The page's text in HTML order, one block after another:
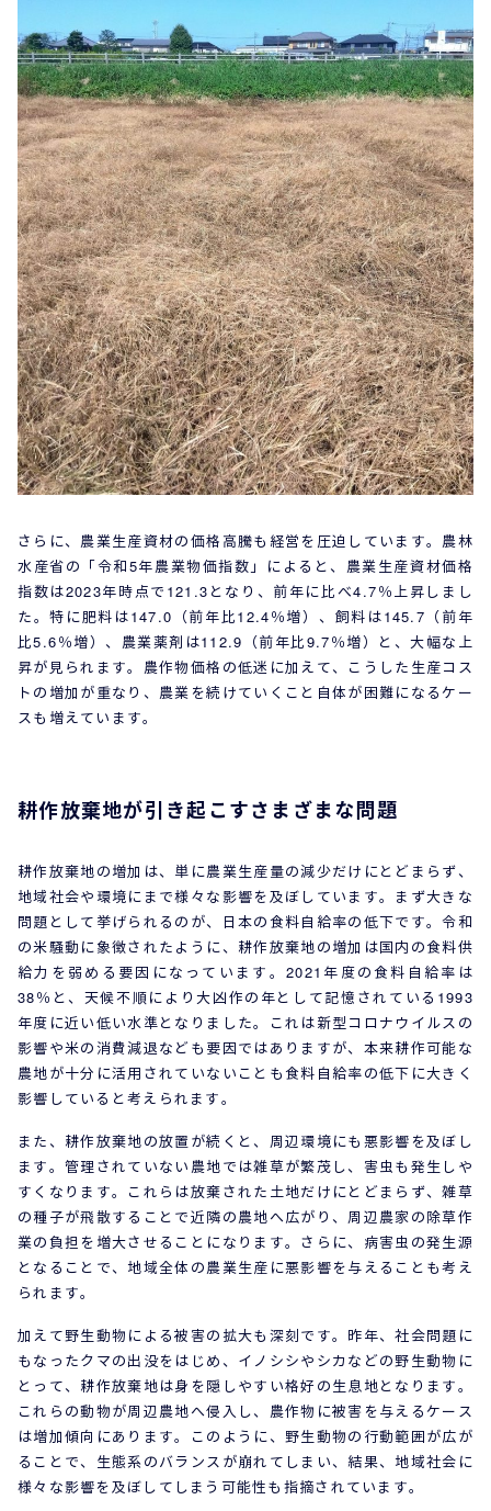
さらに、農業生産資材の価格高騰も経営を圧迫しています。農林
水産省の「令和5年農業物価指数」によると、農業生産資材価格
指数は2023年時点で121.3となり、前年に比べ4.7％上昇しまし
た。特に肥料は147.0（前年比12.4％増）、飼料は145.7（前年
比5.6％増）、農業薬剤は112.9（前年比9.7％増）と、大幅な上
昇が見られます。農作物価格の低迷に加えて、こうした生産コス
トの増加が重なり、農業を続けていくこと自体が困難になるケー
スも増えています。
耕作放棄地が引き起こすさまざまな問題
耕作放棄地の増加は、単に農業生産量の減少だけにとどまらず、
地域社会や環境にまで様々な影響を及ぼしています。まず大きな
問題として挙げられるのが、日本の食料自給率の低下です。令和
の米騒動に象徴されたように、耕作放棄地の増加は国内の食料供
給力を弱める要因になっています。2021年度の食料自給率は
38％と、天候不順により大凶作の年として記憶されている1993
年度に近い低い水準となりました。これは新型コロナウイルスの
影響や米の消費減退なども要因ではありますが、本来耕作可能な
農地が十分に活用されていないことも食料自給率の低下に大きく
影響していると考えられます。
また、耕作放棄地の放置が続くと、周辺環境にも悪影響を及ぼし
ます。管理されていない農地では雑草が繁茂し、害虫も発生しや
すくなります。これらは放棄された土地だけにとどまらず、雑草
の種子が飛散することで近隣の農地へ広がり、周辺農家の除草作
業の負担を増大させることになります。さらに、病害虫の発生源
となることで、地域全体の農業生産に悪影響を与えることも考え
られます。
加えて野生動物による被害の拡大も深刻です。昨年、社会問題に
もなったクマの出没をはじめ、イノシシやシカなどの野生動物に
とって、耕作放棄地は身を隠しやすい格好の生息地となります。
これらの動物が周辺農地へ侵入し、農作物に被害を与えるケース
は増加傾向にあります。このように、野生動物の行動範囲が広が
ることで、生態系のバランスが崩れてしまい、結果、地域社会に
様々な影響を及ぼしてしまう可能性も指摘されています。